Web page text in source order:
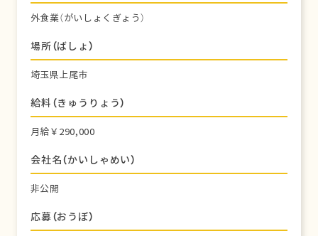
外食業（がいしょくぎょう）
場所（ばしょ）
埼玉県上尾市
給料（きゅうりょう）
月給￥290,000
会社名（かいしゃめい）
非公開
応募（おうぼ）